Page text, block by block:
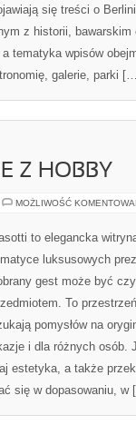
się treści o
z historii,
tematyka wpisów
galerie, parki
Z HOBBY
MOŻLIWOŚĆ
to elegancka
luksusowych
gest może być
To
pomysłów na
i dla różnych osób.
estetyka, a także
się w dopasowaniu,